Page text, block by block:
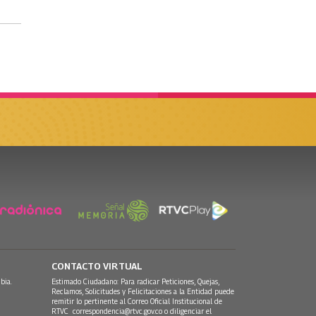
CONTACTO VIRTUAL
Estimado Ciudadano: Para radicar Peticiones, Quejas,
Reclamos, Solicitudes y Felicitaciones a la Entidad puede
remitir lo pertinente al Correo Oficial Institucional de
RTVC correspondencia@rtvc.gov.co o diligenciar el